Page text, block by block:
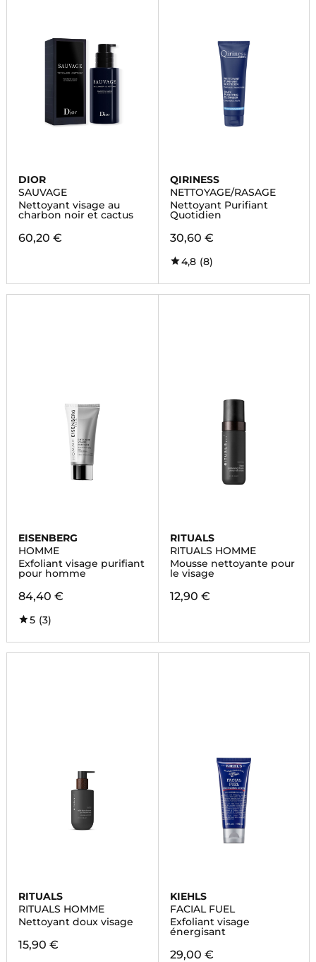
DIOR
SAUVAGE
Nettoyant visage au
charbon noir et cactus
60,20 €
QIRINESS
NETTOYAGE/RASAGE
Nettoyant Purifiant
Quotidien
30,60 €
4,8 (8)
EISENBERG
HOMME
Exfoliant visage purifiant
pour homme
84,40 €
5 (3)
RITUALS
RITUALS HOMME
Mousse nettoyante pour
le visage
12,90 €
RITUALS
RITUALS HOMME
Nettoyant doux visage
15,90 €
KIEHLS
FACIAL FUEL
Exfoliant visage
énergisant
29,00 €